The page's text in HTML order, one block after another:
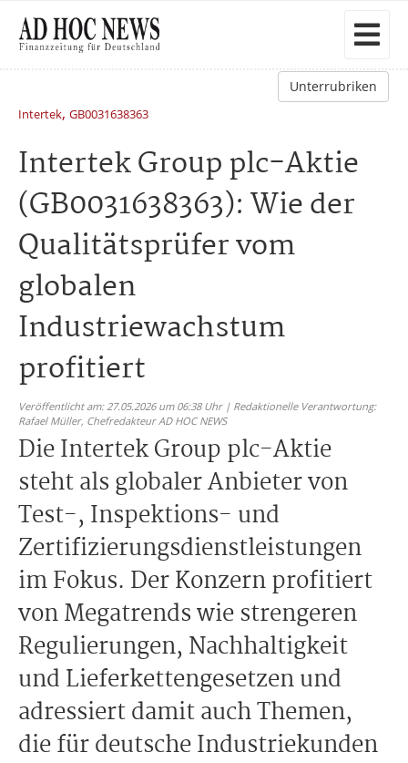
Unterrubriken
Intertek, GB0031638363
Intertek Group plc-Aktie
(GB0031638363): Wie der
Qualitätsprüfer vom
globalen
Industriewachstum
profitiert
Veröffentlicht am: 27.05.2026 um 06:38 Uhr | Redaktionelle Verantwortung:
Rafael Müller, Chefredakteur AD HOC NEWS
Die Intertek Group plc-Aktie
steht als globaler Anbieter von
Test-, Inspektions- und
Zertifizierungsdienstleistungen
im Fokus. Der Konzern profitiert
von Megatrends wie strengeren
Regulierungen, Nachhaltigkeit
und Lieferkettengesetzen und
adressiert damit auch Themen,
die für deutsche Industriekunden